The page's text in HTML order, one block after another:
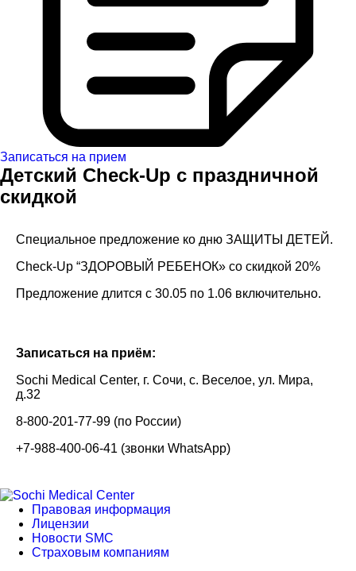
Записаться на прием
Детский Check-Up с праздничной
скидкой
Специальное предложение ко дню ЗАЩИТЫ ДЕТЕЙ.
Check-Up “ЗДОРОВЫЙ РЕБЕНОК» со скидкой 20%
Предложение длится с 30.05 по 1.06 включительно.
Записаться на приём:
Sochi Medical Center, г. Сочи, с. Веселое, ул. Мира,
д.32
8-800-201-77-99 (по России)
+7-988-400-06-41 (звонки WhatsApp)
Правовая информация
Лицензии
Новости SMC
Страховым компаниям